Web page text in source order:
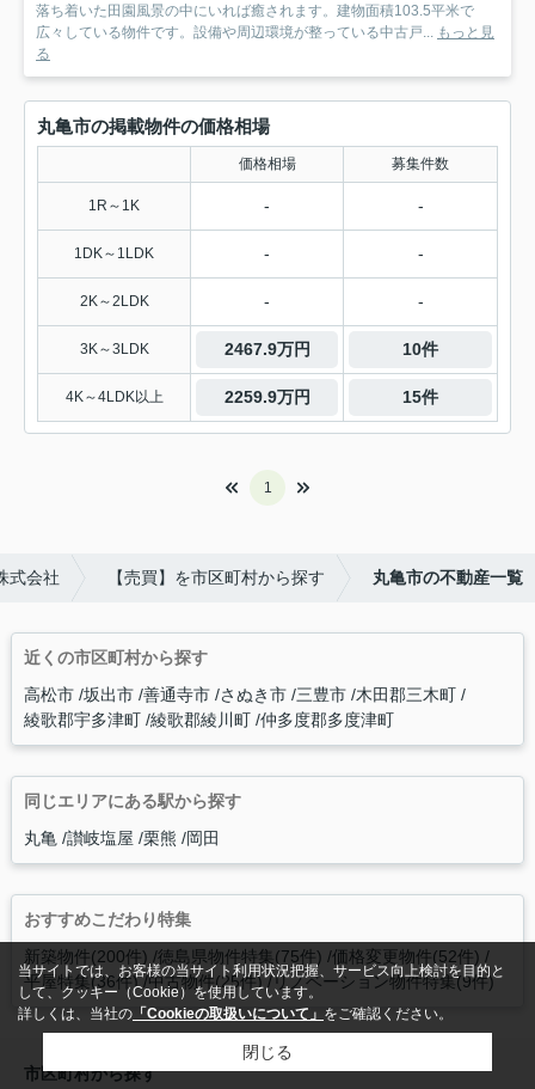
落ち着いた田園風景の中にいれば癒されます。建物面積103.5平米で
広々している物件です。設備や周辺環境が整っている中古戸...
もっと見
る
丸亀市の掲載物件の価格相場
価格相場 募集件数
1R～1K - -
1DK～1LDK - -
2K～2LDK - -
3K～3LDK 2467.9万円 10件
4K～4LDK以上 2259.9万円 15件
1
式会社 【売買】を市区町村から探す 丸亀市の不動産一覧
近くの市区町村から探す
高松市 坂出市 善通寺市 さぬき市 三豊市 木田郡三木町
綾歌郡宇多津町 綾歌郡綾川町 仲多度郡多度津町
同じエリアにある駅から探す
丸亀
讃岐塩屋 栗熊 岡田
おすすめこだわり特集
新築物件(200件) 徳島県物件特集(75件) 価格変更物件(52件)
平屋特集(36件) 中古物件(25件) リノベーション物件特集(9件)
市区町村から探す
当サイトでは、お客様の当サイト利用状況把握、サービス向上検討を目的と
して、クッキー（Cookie）を使用しています。
詳しくは、当社の 「Cookieの取扱いについて」 をご確認ください。
閉じる